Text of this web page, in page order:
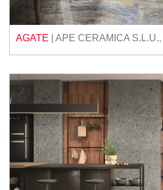
AGATE APE CERAMICA S.L.U.,